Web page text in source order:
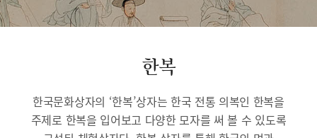
한복
한국문화상자의 ‘한복’상자는 한국 전통 의복인 한복을
주제로 한복을 입어보고 다양한 모자를 써 볼 수 있도록